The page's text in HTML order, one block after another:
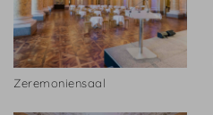
Zeremoniensaal